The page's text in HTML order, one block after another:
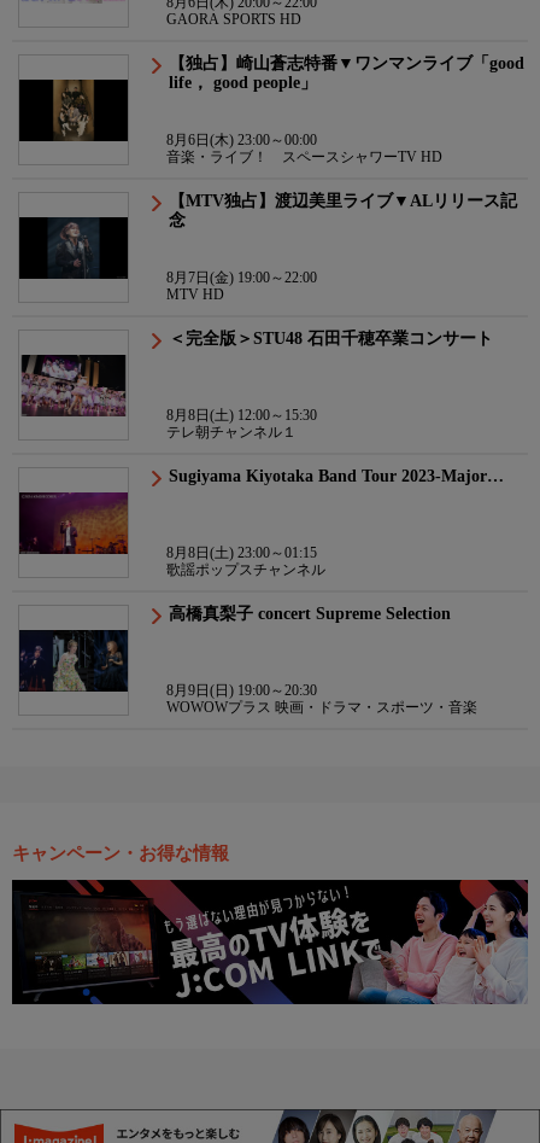
GAORA SPORTS HD
【独占】崎山蒼志特番▼ワンマンライブ「good
life， good people」
8月6日(木) 23:00～00:00
音楽・ライブ！ スペースシャワーTV HD
【MTV独占】渡辺美里ライブ▼ALリリース記
念
8月7日(金) 19:00～22:00
MTV HD
＜完全版＞STU48 石田千穂卒業コンサート
8月8日(土) 12:00～15:30
テレ朝チャンネル１
Sugiyama Kiyotaka Band Tour 2023-Major…
8月8日(土) 23:00～01:15
歌謡ポップスチャンネル
高橋真梨子 concert Supreme Selection
8月9日(日) 19:00～20:30
WOWOWプラス 映画・ドラマ・スポーツ・音楽
キャンペーン・お得な情報